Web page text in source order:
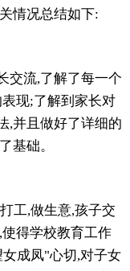
情况总结如下:
交流,了解了每一个
现;了解到家长对
,并且做好了详细的
基础。
工,做生意,孩子交
得学校教育工作
成凤"心切,对子女